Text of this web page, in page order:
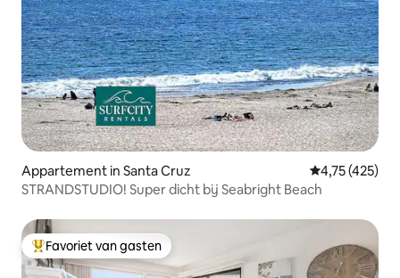
Appartement in Santa Cruz Gemiddelde
4,75 (425)
STRANDSTUDIO! Super dicht bij Seabright Beach
Topfavoriet van gasten
Favoriet van gasten